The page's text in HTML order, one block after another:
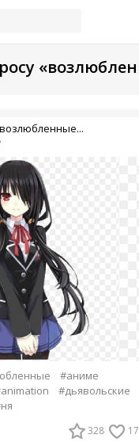
#аниме
#дьявольские
328 17